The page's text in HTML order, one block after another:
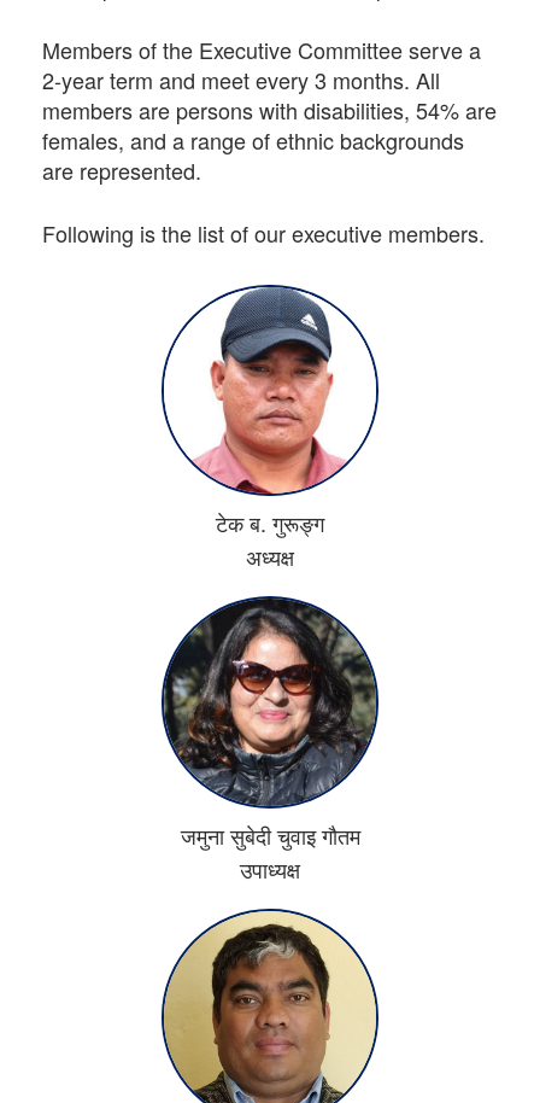
Members of the Executive Committee serve a
2-year term and meet every 3 months. All
members are persons with disabilities, 54% are
females, and a range of ethnic backgrounds
are represented.
Following is the list of our executive members.
टेक ब. गुरूङ्ग
अध्यक्ष
जमुना सुबेदी चुवाइ गाैतम
उपाध्यक्ष